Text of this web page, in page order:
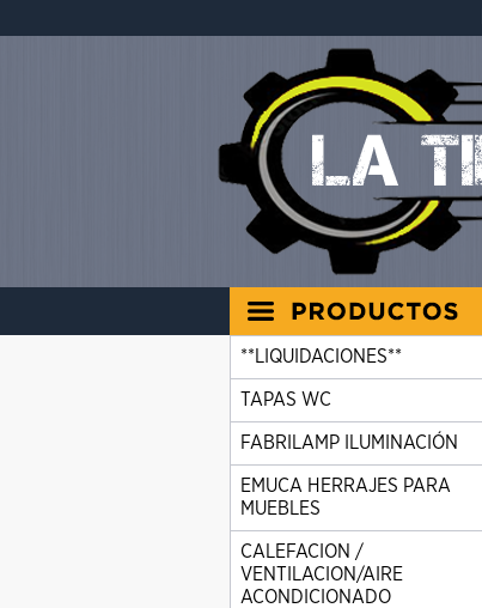
**LIQUIDACIONES**
TAPAS WC
FABRILAMP ILUMINACIÓN
EMUCA HERRAJES PARA
MUEBLES
CALEFACION /
VENTILACION/AIRE
ACONDICIONADO